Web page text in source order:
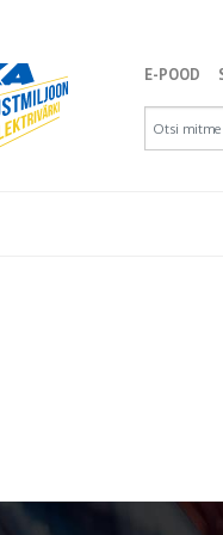
E-POOD